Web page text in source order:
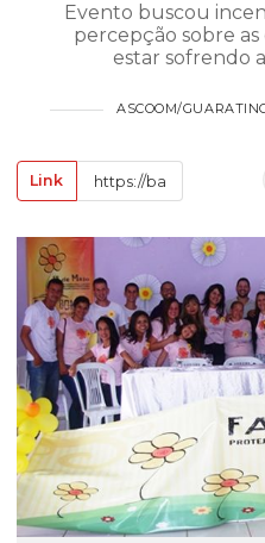
Evento buscou
percepção sobre
estar sofrendo
ASCOOM/
Link